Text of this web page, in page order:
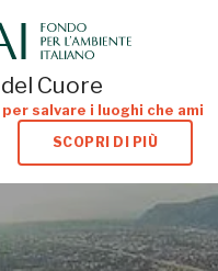
search
Cuore
salvare i luoghi che ami
SCOPRI DI PIÙ